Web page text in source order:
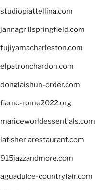
studiopiattellina.com
jannagrillspringfield.com
fujiyamacharleston.com
elpatronchardon.com
donglaishun-order.com
fiamc-rome2022.org
mariceworldessentials.com
lafisheriarestaurant.com
915jazzandmore.com
aguadulce-countryfair.com